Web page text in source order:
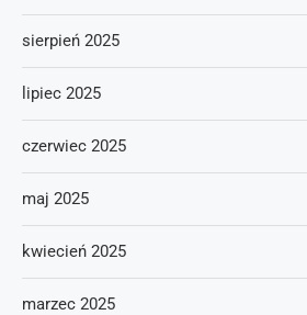
sierpień 2025
lipiec 2025
czerwiec 2025
maj 2025
kwiecień 2025
marzec 2025